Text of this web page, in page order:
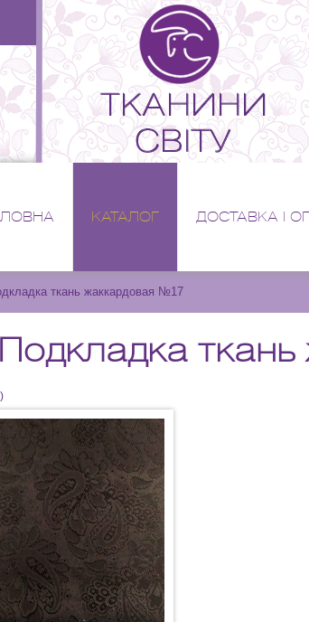
КАТАЛОГ ДОСТАВКА І
ткань жаккардовая №17
Подкладка
)